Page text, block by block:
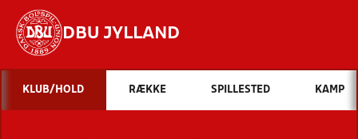
DBU JYLLAND
Hvad vil du søge efter?
INDHOLD OG NYHEDER
KLUB/HOLD RÆKKE SPILLESTED KAMP